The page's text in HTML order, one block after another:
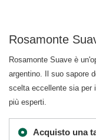
Rosamonte
Rosamonte Suave è
argentino. Il suo sapore
scelta eccellente sia per
più esperti.
Acquisto una